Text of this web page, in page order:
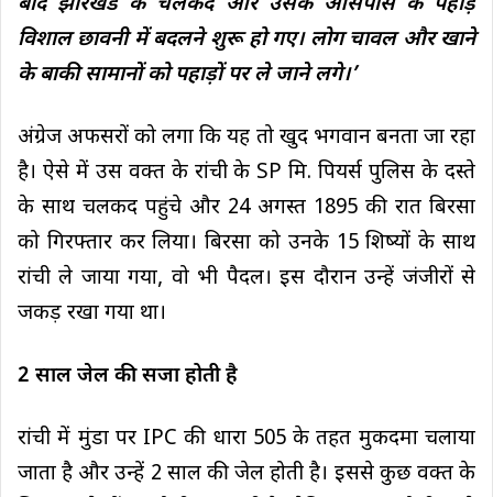
विशाल छावनी में बदलने शुरू हो गए। लोग चावल और खाने
के बाकी सामानों को पहाड़ों पर ले जाने लगे।’
अंग्रेज अफसरों को लगा कि यह तो खुद भगवान बनता जा रहा
है। ऐसे में उस वक्त के रांची के SP मि. पियर्स पुलिस के दस्ते
के साथ चलकद पहुंचे और 24 अगस्त 1895 की रात बिरसा
को गिरफ्तार कर लिया। बिरसा को उनके 15 शिष्यों के साथ
रांची ले जाया गया, वो भी पैदल। इस दौरान उन्हें जंजीरों से
जकड़ रखा गया था।
2 साल जेल की सजा होती है
रांची में मुंडा पर IPC की धारा 505 के तहत मुकदमा चलाया
जाता है और उन्हें 2 साल की जेल होती है। इससे कुछ वक्त के